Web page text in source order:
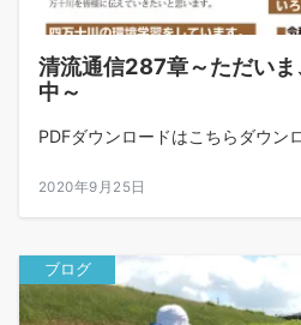
清流通信287章～ただい
中～
PDFダウンロードはこちらダウン
2020年9月25日
ブログ